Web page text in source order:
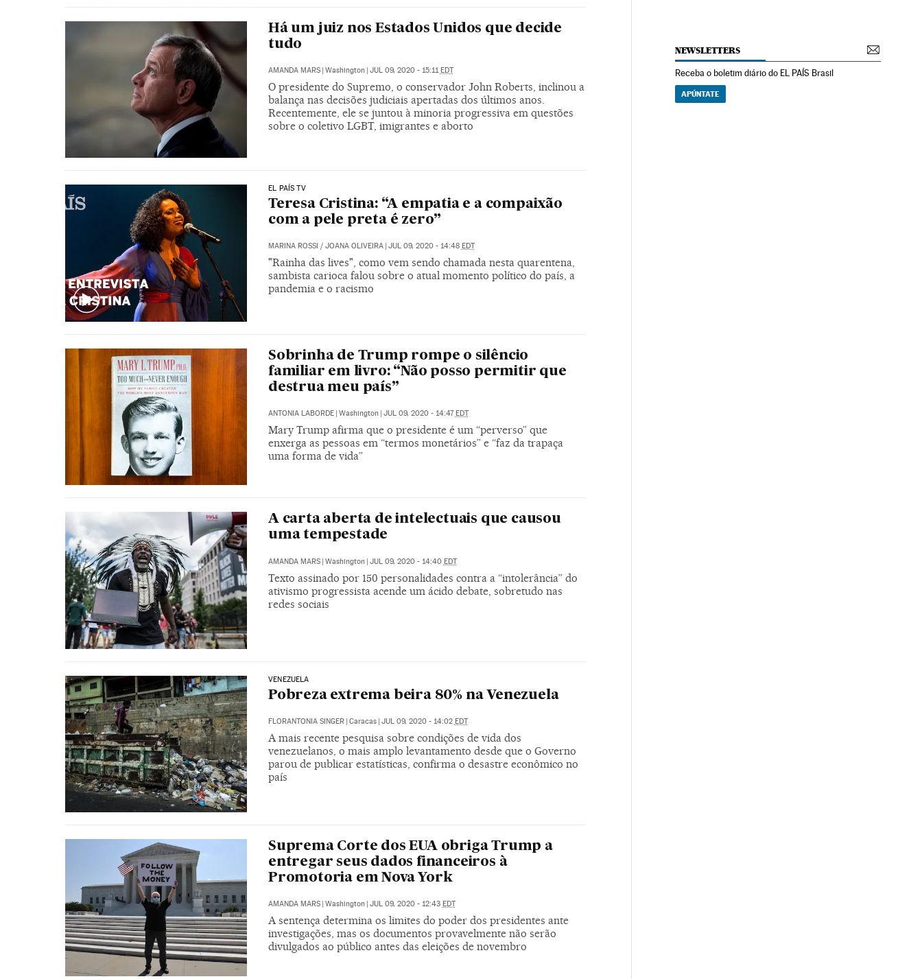
Há um juiz nos Estados Unidos que decide
tudo
AMANDA MARS | Washington | JUL 09, 2020 - 15:11EDT
O presidente do Supremo, o conservador John Roberts, inclinou a
balança nas decisões judiciais apertadas dos últimos anos.
Recentemente, ele se juntou à minoria progressiva em questões
sobre o coletivo LGBT, imigrantes e aborto
EL PAÍS TV
Teresa Cristina: “A empatia e a compaixão
com a pele preta é zero”
MARINA ROSSI / JOANA OLIVEIRA JUL 09, 2020 - 14:48 EDT
"Rainha das lives", como vem sendo chamada nesta quarentena,
sambista carioca falou sobre o atual momento político do país, a
pandemia e o racismo
Sobrinha de Trump rompe o silêncio
familiar em livro: “Não posso permitir que
destrua meu país”
ANTONIA LABORDE | Washington | JUL 09, 2020 - 14:47EDT
Mary Trump afirma que o presidente é um “perverso” que
enxerga as pessoas em “termos monetários” e “faz da trapaça
uma forma de vida”
A carta aberta de intelectuais que causou
uma tempestade
AMANDA MARS | Washington | JUL 09, 2020 - 14:40 EDT
Texto assinado por 150 personalidades contra a “intolerância” do
ativismo progressista acende um ácido debate, sobretudo nas
redes sociais
VENEZUELA
Pobreza extrema beira 80% na Venezuela
FLORANTONIA SINGER | Caracas | JUL 09, 2020 - 14:02 EDT
A mais recente pesquisa sobre condições de vida dos
venezuelanos, o mais amplo levantamento desde que o Governo
parou de publicar estatísticas, confirma o desastre econômico no
país
Suprema Corte dos EUA obriga Trump a
entregar seus dados financeiros à
Promotoria em Nova York
AMANDA MARS | Washington | JUL 09, 2020 - 12:43 EDT
A sentença determina os limites do poder dos presidentes ante
investigações, mas os documentos provavelmente não serão
divulgados ao público antes das eleições de novembro
NEWSLETTERS
Receba o boletim diário do EL PAÍS Brasil
APÚNTATE